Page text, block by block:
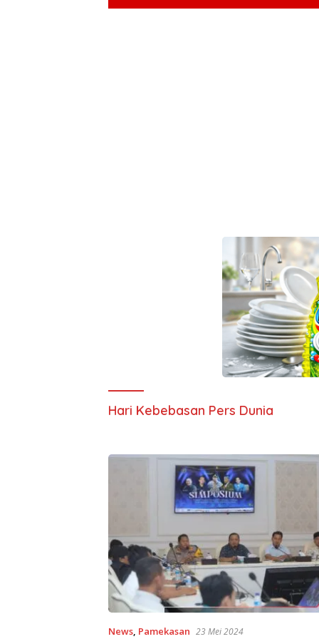
Hari Kebebasan Pers Dunia
News, Pamekasan 23 Mei 2024